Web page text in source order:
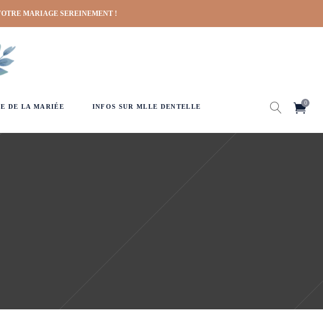
MARIAGE SEREINEMENT !
DE LA MARIÉE INFOS SUR MLLE DENTELLE
0